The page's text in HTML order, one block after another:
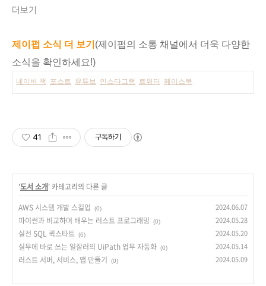
더보기
제이펍 소식 더 보기 (제이펍의 소통 채널에서 더욱 다양한
소식을 확인하세요!)
네이버 책 포스트 유튜브 인스타그램 트위터 페이스북
41 구독하기
'도서 소개' 카테고리의 다른 글
AWS 시스템 개발 스킬업
(0) 2024.06.07
파이썬과 비교하며 배우는 러스트 프로그래밍 (0) 2024.05.28
실전 SQL 퀵스타트 (6) 2024.05.20
실무에 바로 쓰는 일잘러의 UiPath 업무 자동화 (0) 2024.05.14
러스트 서버, 서비스, 앱 만들기 (0) 2024.05.09